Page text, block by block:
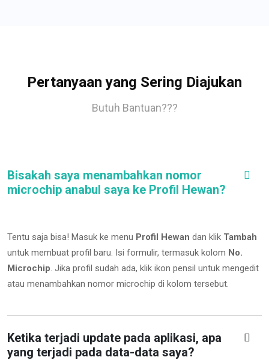
Pertanyaan yang Sering Diajukan
Butuh Bantuan???
Bisakah saya menambahkan nomor
microchip anabul saya ke Profil Hewan?
Tentu saja bisa! Masuk ke menu Profil Hewan dan klik Tambah
untuk membuat profil baru. Isi formulir, termasuk kolom No.
Microchip. Jika profil sudah ada, klik ikon pensil untuk mengedit
atau menambahkan nomor microchip di kolom tersebut.
Ketika terjadi update pada aplikasi, apa
yang terjadi pada data-data saya?